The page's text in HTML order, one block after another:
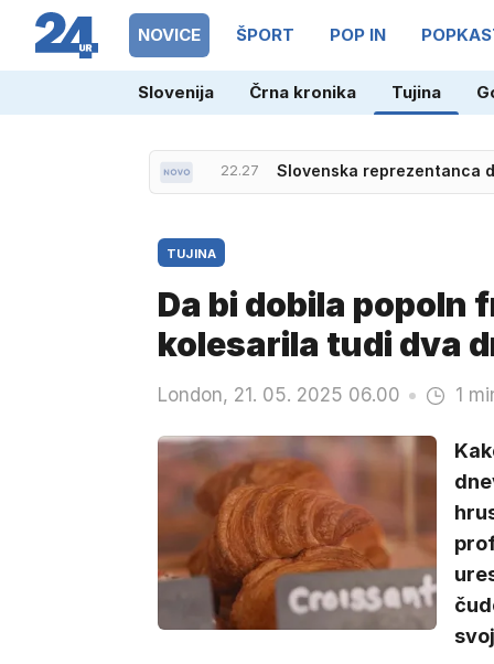
NOVICE ŠPORT POP IN
Slovenija Črna kronika Tujina
TUJINA
Da bi dobila popoln
kolesarila tudi dva
London, 21. 05. 2025 06.00 1